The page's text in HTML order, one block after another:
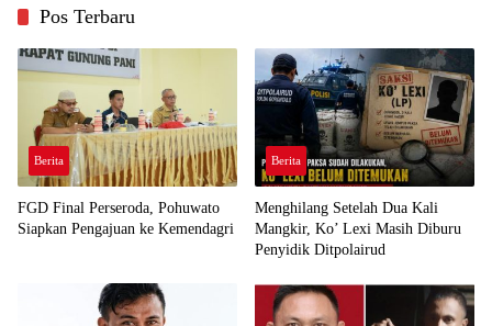
Pos Terbaru
Berita
FGD Final Perseroda, Pohuwato
Siapkan Pengajuan ke Kemendagri
Berita
Menghilang Setelah Dua Kali
Mangkir, Ko’ Lexi Masih Diburu
Penyidik Ditpolairud